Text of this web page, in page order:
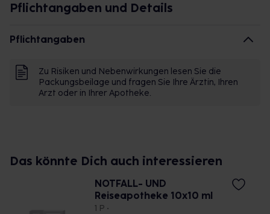
Pflichtangaben und Details
Pflichtangaben
Zu Risiken und Nebenwirkungen lesen Sie die
Packungsbeilage und fragen Sie Ihre Ärztin, Ihren
Arzt oder in Ihrer Apotheke.
Das könnte Dich auch interessieren
NOTFALL- UND
Reiseapotheke 10x10 ml
1 P •